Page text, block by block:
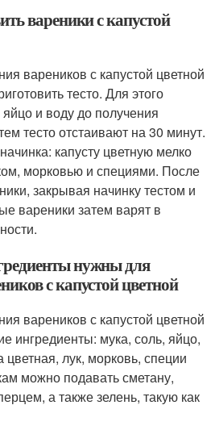
вареники с капустой
вареников с капустой цветной
тесто. Для этого
и воду до получения
тесто отстаивают на 30 минут.
капусту цветную мелко
морковью и специями. После
закрывая начинку тестом и
вареники затем варят в
нужны для
с капустой цветной
вареников с капустой цветной
ингредиенты: мука, соль, яйцо,
цветная, лук, морковь, специи
можно подавать сметану,
а также зелень, такую как